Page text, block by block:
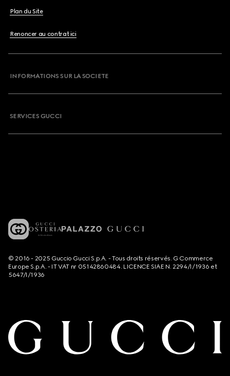
Plan du Site
Renoncer au contrat ici
INFORMATIONS SUR LA SOCIETE
SERVICES GUCCI
© 2016 - 2025 Guccio Gucci S.p.A. - Tous droits réservés. G Commerce
Europe S.p.A. - IT VAT nr 05142860484. LICENCE SIAE N. 2294/I/1936 et
5647/I/1936